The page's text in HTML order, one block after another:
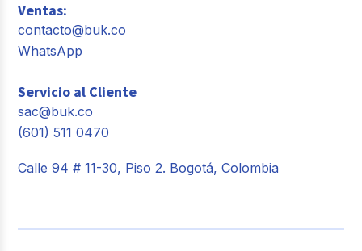
Ventas:
contacto@buk.co
WhatsApp
Servicio al Cliente
sac@buk.co
(601) 511 0470
Calle 94 # 11-30, Piso 2. Bogotá, Colombia